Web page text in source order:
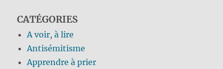
CATÉGORIES
A voir, à lire
Antisémitisme
Apprendre à prier